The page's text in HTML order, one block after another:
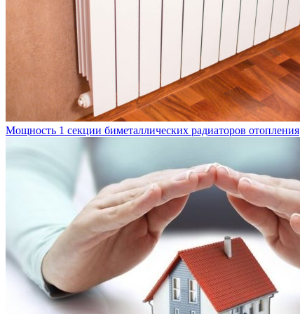
Мощность 1 секции биметаллических радиаторов отопления